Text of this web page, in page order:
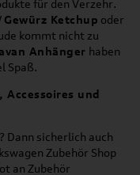
für den Verzehr.
Gewürz Ketchup oder
kommt nicht zu
Anhänger haben
Spaß.
Accessoires und
Dann sicherlich auch
Zubehör Shop
an Zubehör